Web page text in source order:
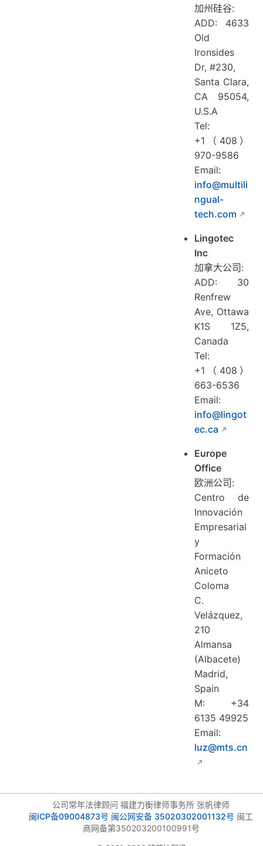
加州硅谷:
ADD: 4633
Old
Ironsides
Dr, #230,
Santa Clara,
CA 95054,
U.S.A
Tel:
+1（408）
970-9586
Email:
info@multili
ngual-
tech.com
Lingotec
Inc
加拿大公司:
ADD: 30
Renfrew
Ave, Ottawa
K1S 1Z5,
Canada
Tel:
+1（408）
663-6536
Email:
info@lingot
ec.ca
Europe
Office
欧洲公司:
Centro de
Innovación
Empresarial
y
Formación
Aniceto
Coloma
C.
Velázquez,
210
Almansa
(Albacete)
Madrid,
Spain
M: +34
6135 49925
Email:
luz@mts.cn
公司常年法律顾问 福建力衡律师事务所 张帆律师
闽ICP备09004873号 闽公网安备 35020302001132号 闽工
商网备第350203200100991号